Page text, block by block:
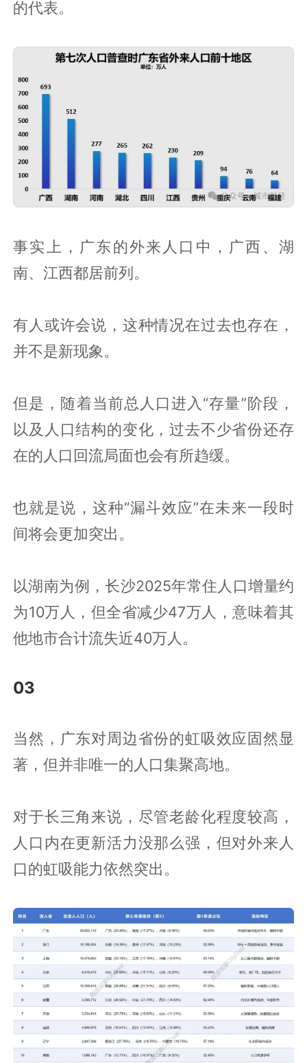
的代表。
事实上，广东的外来人口中，广西、湖
南、江西都居前列。
有人或许会说，这种情况在过去也存在，
并不是新现象。
但是，随着当前总人口进入“存量”阶段，
以及人口结构的变化，过去不少省份还存
在的人口回流局面也会有所趋缓。
也就是说，这种“漏斗效应”在未来一段时
间将会更加突出。
以湖南为例，长沙2025年常住人口增量约
为10万人，但全省减少47万人，意味着其
他地市合计流失近40万人。
03
当然，广东对周边省份的虹吸效应固然显
著，但并非唯一的人口集聚高地。
对于长三角来说，尽管老龄化程度较高，
人口内在更新活力没那么强，但对外来人
口的虹吸能力依然突出。